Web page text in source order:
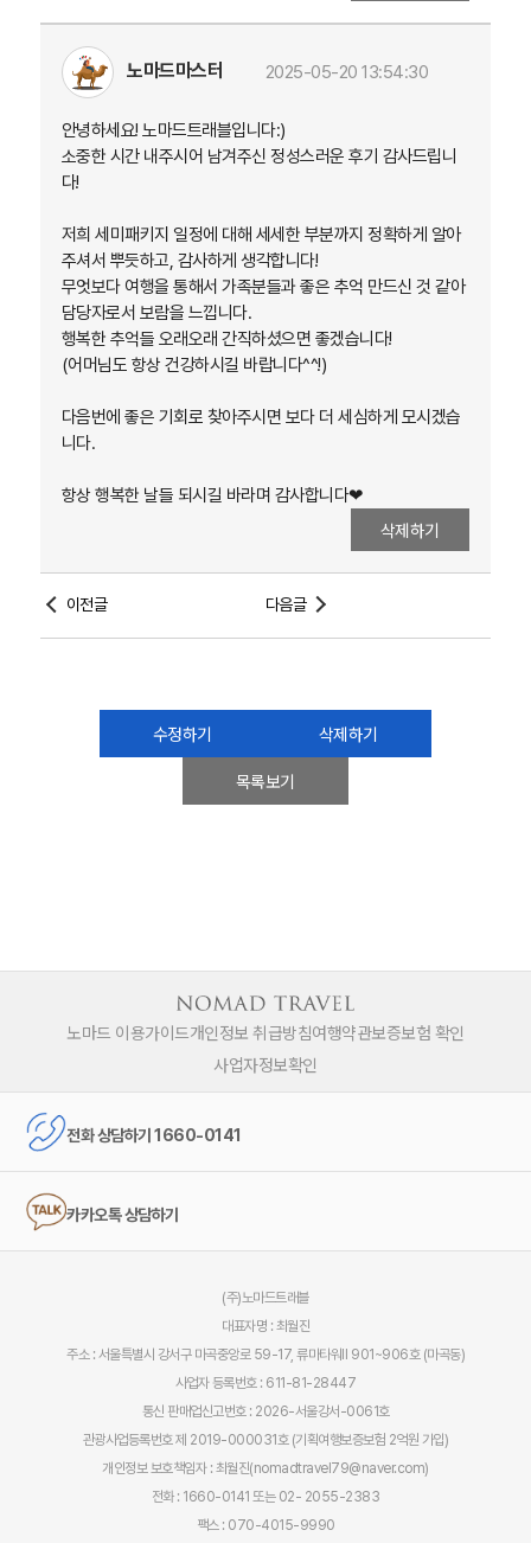
노마드마스터 2025-05-20 13:54:30
안녕하세요! 노마드트래블입니다:)
소중한 시간 내주시어 남겨주신 정성스러운 후기 감사드립니
다!
저희 세미패키지 일정에 대해 세세한 부분까지 정확하게 알아
주셔서 뿌듯하고, 감사하게 생각합니다!
무엇보다 여행을 통해서 가족분들과 좋은 추억 만드신 것 같아
담당자로서 보람을 느낍니다.
행복한 추억들 오래오래 간직하셨으면 좋겠습니다!
(어머님도 항상 건강하시길 바랍니다^^!)
다음번에 좋은 기회로 찾아주시면 보다 더 세심하게 모시겠습
니다.
항상 행복한 날들 되시길 바라며 감사합니다❤
삭제하기
이전글 다음글
수정하기
삭제하기
목록보기
노마드 이용가이드개인정보 취급방침여행약관보증보험 확인
사업자정보확인
전화 상담하기 1660-0141
카카오톡 상담하기
(주)노마드트래블
대표자명 : 최월진
주소 : 서울특별시 강서구 마곡중앙로 59-17, 류마타워Ⅱ 901~906호 (마곡동)
사업자 등록번호 : 611-81-28447
통신 판매업신고번호 : 2026-서울강서-0061호
관광사업등록번호 제 2019-000031호 (기획여행보증보험 2억원 가입)
개인정보 보호책임자 : 최월진(nomadtravel79@naver.com)
전화 : 1660-0141 또는 02- 2055-2383
팩스 : 070-4015-9990